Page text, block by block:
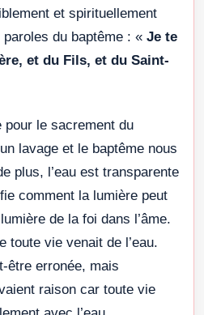
et spirituellement
du baptême : « Je te
et du Fils, et du Saint-
pour le sacrement du
lavage et le baptême nous
plus, l’eau est transparente
comment la lumière peut
de la foi dans l’âme.
toute vie venait de l’eau.
être erronée, mais
raison car toute vie